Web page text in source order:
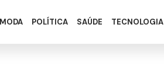
POLÍTICA SAÚDE TECNOLOGIA